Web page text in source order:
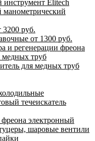
Elitech
3200 руб.
от 1300 руб.
и регенерации фреона
медных труб
для медных труб
течеискатель
фреона электронный
шаровые вентили